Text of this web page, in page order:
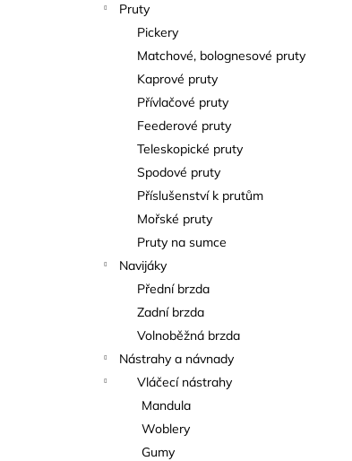
Pruty
Pickery
Matchové, bolognesové pruty
Kaprové pruty
Přívlačové pruty
Feederové pruty
Teleskopické pruty
Spodové pruty
Příslušenství k prutům
Mořské pruty
Pruty na sumce
Navijáky
Přední brzda
Zadní brzda
Volnoběžná brzda
Nástrahy a návnady
Vláčecí nástrahy
Mandula
Woblery
Gumy
KAPROVÁ SMĚS RICHARDA
KONOPÁSKA RIKOMIX KAPR ČERVENÝ